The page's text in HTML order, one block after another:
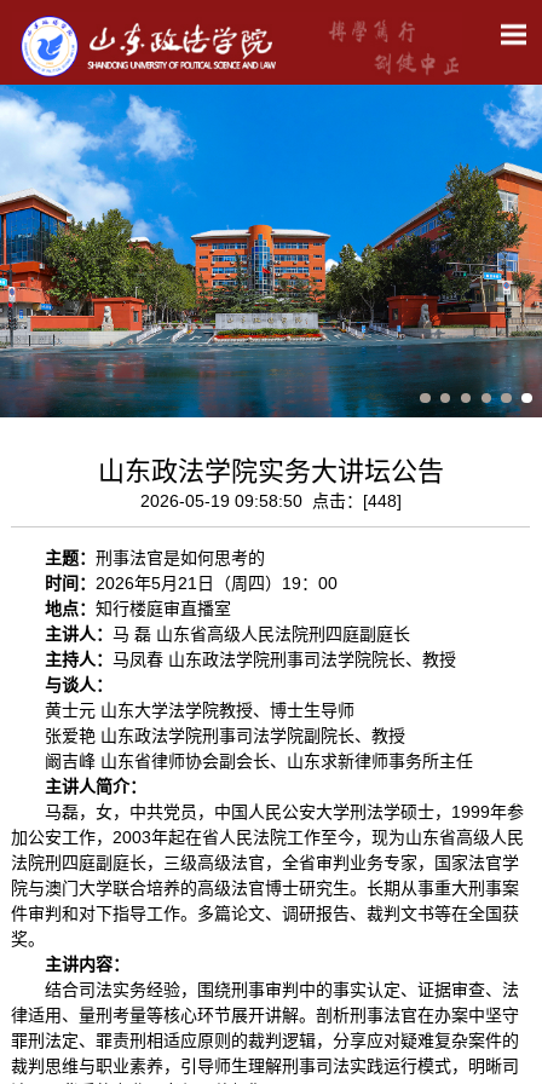
山东政法学院实务大讲坛公告
2026-05-19 09:58:50 点击：[448]
主题： 刑事法官是如何思考的
时间： 2026年5月21日（周四）19：00
地点： 知行楼庭审直播室
主讲人： 马 磊 山东省高级人民法院刑四庭副庭长
主持人： 马凤春 山东政法学院刑事司法学院院长、教授
与谈人：
黄士元 山东大学法学院教授、博士生导师
张爱艳 山东政法学院刑事司法学院副院长、教授
阚吉峰 山东省律师协会副会长、山东求新律师事务所主任
主讲人简介：
马磊，女，中共党员，中国人民公安大学刑法学硕士，1999年参
加公安工作，2003年起在省人民法院工作至今，现为山东省高级人民
法院刑四庭副庭长，三级高级法官，全省审判业务专家，国家法官学
院与澳门大学联合培养的高级法官博士研究生。长期从事重大刑事案
件审判和对下指导工作。多篇论文、调研报告、裁判文书等在全国获
奖。
主讲内容：
结合司法实务经验，围绕刑事审判中的事实认定、证据审查、法
律适用、量刑考量等核心环节展开讲解。剖析刑事法官在办案中坚守
罪刑法定、罪责刑相适应原则的裁判逻辑，分享应对疑难复杂案件的
裁判思维与职业素养，引导师生理解刑事司法实践运行模式，明晰司